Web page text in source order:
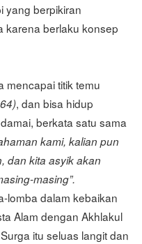
yang berpikiran
karena berlaku konsep
mencapai titik temu
, dan bisa hidup
berkata satu sama
kami, kalian pun
dan kita asyik akan
masing”.
lomba dalam kebaikan
Alam dengan Akhlakul
itu seluas langit dan